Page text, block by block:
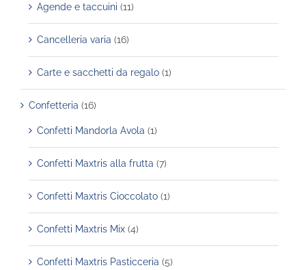
Agende e taccuini (11)
Cancelleria varia (16)
Carte e sacchetti da regalo (1)
Confetteria (16)
Confetti Mandorla Avola (1)
Confetti Maxtris alla frutta (7)
Confetti Maxtris Cioccolato (1)
Confetti Maxtris Mix (4)
Confetti Maxtris Pasticceria (5)